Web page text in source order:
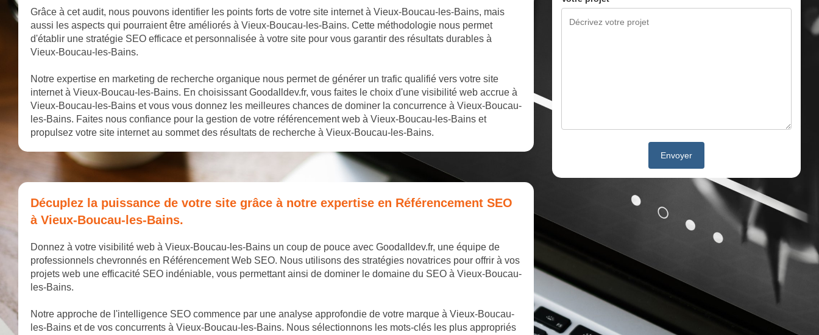
Grâce à cet audit, nous pouvons identifier les points forts de votre site internet à Vieux-Boucau-les-Bains, mais
aussi les aspects qui pourraient être améliorés à Vieux-Boucau-les-Bains. Cette méthodologie nous permet
d'établir une stratégie SEO efficace et personnalisée à votre site pour vous garantir des résultats durables à
Vieux-Boucau-les-Bains.
Notre expertise en marketing de recherche organique nous permet de générer un trafic qualifié vers votre site
internet à Vieux-Boucau-les-Bains. En choisissant Goodalldev.fr, vous faites le choix d'une visibilité web accrue à
Vieux-Boucau-les-Bains et vous vous donnez les meilleures chances de dominer la concurrence à Vieux-Boucau-
les-Bains. Faites nous confiance pour la gestion de votre référencement web à Vieux-Boucau-les-Bains et
propulsez votre site internet au sommet des résultats de recherche à Vieux-Boucau-les-Bains.
Décuplez la puissance de votre site grâce à notre expertise en Référencement SEO
à Vieux-Boucau-les-Bains.
Donnez à votre visibilité web à Vieux-Boucau-les-Bains un coup de pouce avec Goodalldev.fr, une équipe de
professionnels chevronnés en Référencement Web SEO. Nous utilisons des stratégies novatrices pour offrir à vos
projets web une efficacité SEO indéniable, vous permettant ainsi de dominer le domaine du SEO à Vieux-Boucau-
les-Bains.
Notre approche de l'intelligence SEO commence par une analyse approfondie de votre marque à Vieux-Boucau-
les-Bains et de vos concurrents à Vieux-Boucau-les-Bains. Nous sélectionnons les mots-clés les plus appropriés